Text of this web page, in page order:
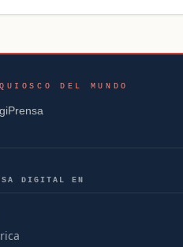
DEL MUNDO
DIGITAL EN